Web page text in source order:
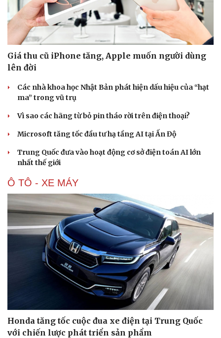
Giá thu cũ iPhone tăng, Apple muốn người dùng
lên đời
Các nhà khoa học Nhật Bản phát hiện dấu hiệu của “hạt
ma” trong vũ trụ
Vì sao các hãng từ bỏ pin tháo rời trên điện thoại?
Microsoft tăng tốc đầu tư hạ tầng AI tại Ấn Độ
Trung Quốc đưa vào hoạt động cơ sở điện toán AI lớn
nhất thế giới
Ô TÔ - XE MÁY
Honda tăng tốc cuộc đua xe điện tại Trung Quốc
với chiến lược phát triển sản phẩm